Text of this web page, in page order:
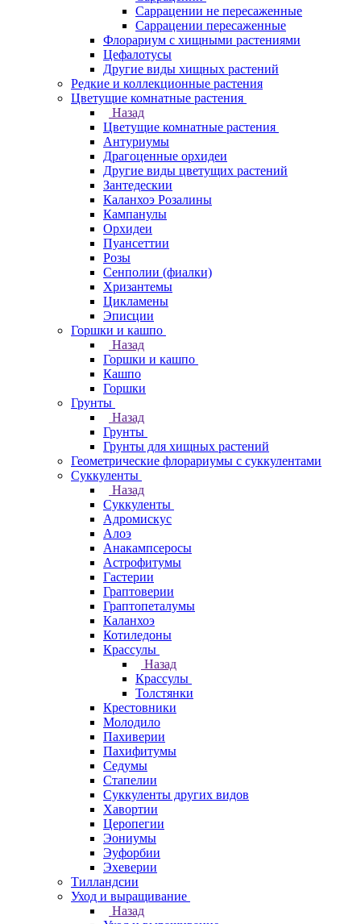
Саррацении не пересаженные
Саррацении пересаженные
Флорариум с хищными растениями
Цефалотусы
Другие виды хищных растений
Редкие и коллекционные растения
Цветущие комнатные растения
Назад
Цветущие комнатные растения
Антуриумы
Драгоценные орхидеи
Другие виды цветущих растений
Зантедескии
Каланхоэ Розалины
Кампанулы
Орхидеи
Пуансеттии
Розы
Сенполии (фиалки)
Хризантемы
Цикламены
Эписции
Горшки и кашпо
Назад
Горшки и кашпо
Кашпо
Горшки
Грунты
Назад
Грунты
Грунты для хищных растений
Геометрические флорариумы с суккулентами
Суккуленты
Назад
Суккуленты
Адромискус
Алоэ
Анакампсеросы
Астрофитумы
Гастерии
Граптоверии
Граптопеталумы
Каланхоэ
Котиледоны
Крассулы
Назад
Крассулы
Толстянки
Крестовники
Молодило
Пахиверии
Пахифитумы
Седумы
Стапелии
Суккуленты других видов
Хавортии
Церопегии
Эониумы
Эуфорбии
Эхеверии
Тилландсии
Уход и выращивание
Назад